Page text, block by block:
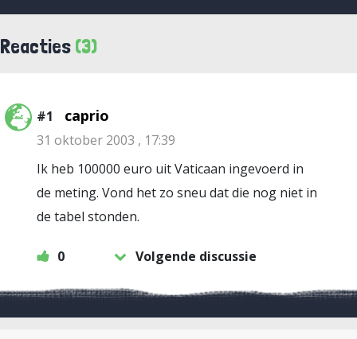
Reacties (3)
#1 caprio
31 oktober 2003 , 17:39
Ik heb 100000 euro uit Vaticaan ingevoerd in
de meting. Vond het zo sneu dat die nog niet in
de tabel stonden.
0 Volgende discussie